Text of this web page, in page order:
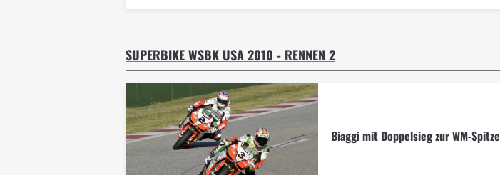
SUPERBIKE WSBK USA 2010 - RENNEN 2
Biaggi mit Doppelsieg zur WM-Spitze